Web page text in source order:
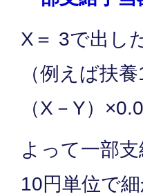
X＝ 3で出し
（例えば扶
（X－Y）
よって一部
10円単位で